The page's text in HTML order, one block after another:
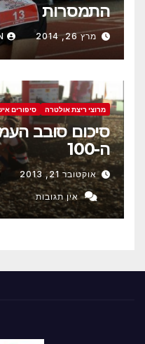
התמסרות
מרץ 26, 2014
מרוצי ריצת אולטרה סיפורים
ה-100
אוקטובר 21, 2013
אין תגובות